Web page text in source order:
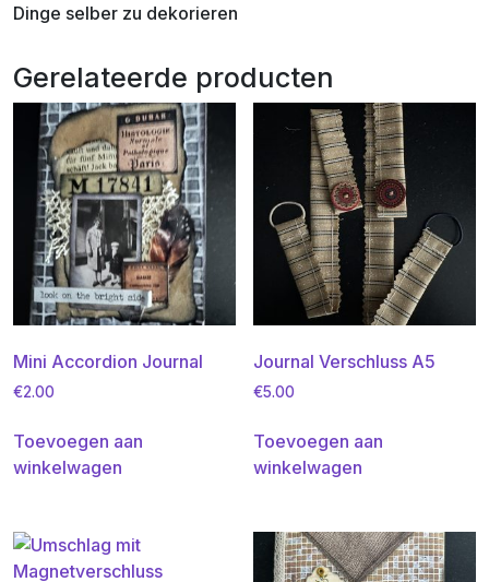
Dinge selber zu dekorieren
Gerelateerde producten
Mini Accordion Journal
€2.00
Toevoegen aan
winkelwagen
Journal Verschluss A5
€5.00
Toevoegen aan
winkelwagen